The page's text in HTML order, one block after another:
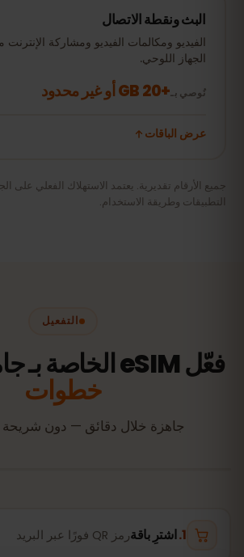
البث ونقطة الاتصال
الفيديو ومكالمات الفيديو ومشاركة الإنترنت
الجهاز اللوحي.
نُوصي بـ+20 GB أو غير محدود
عرض الباقات
جميع الأرقام تقديرية. يعتمد الاستهلاك الفعلي على
التطبيقات وطريقة الاستخدام.
التفعيل
فعّل eSIM الخاصة بـ جامايكا في
خطوات
جاهزة خلال دقائق — دون شريحة SIM فعلية.
اشترِ باقةرمز QR فورًا عبر البريد